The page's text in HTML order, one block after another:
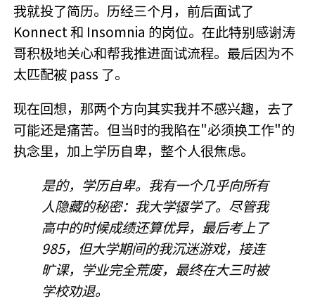
我就投了简历。历经三个月，前后面试了
Konnect 和 Insomnia 的岗位。在此特别感谢涛
哥积极地关心和帮我推进面试流程。最后因为不
太匹配被 pass 了。
现在回想，那两个方向其实我并不感兴趣，去了
可能还是痛苦。但当时的我陷在"必须换工作"的
执念里，加上学历自卑，整个人很焦虑。
是的，学历自卑。我有一个几乎向所有
人隐藏的秘密：我大学辍学了。尽管我
高中的时候成绩还算优异，最后考上了
985，但大学期间的我沉迷游戏，接连
旷课，学业完全荒废，最终在大三时被
学校劝退。